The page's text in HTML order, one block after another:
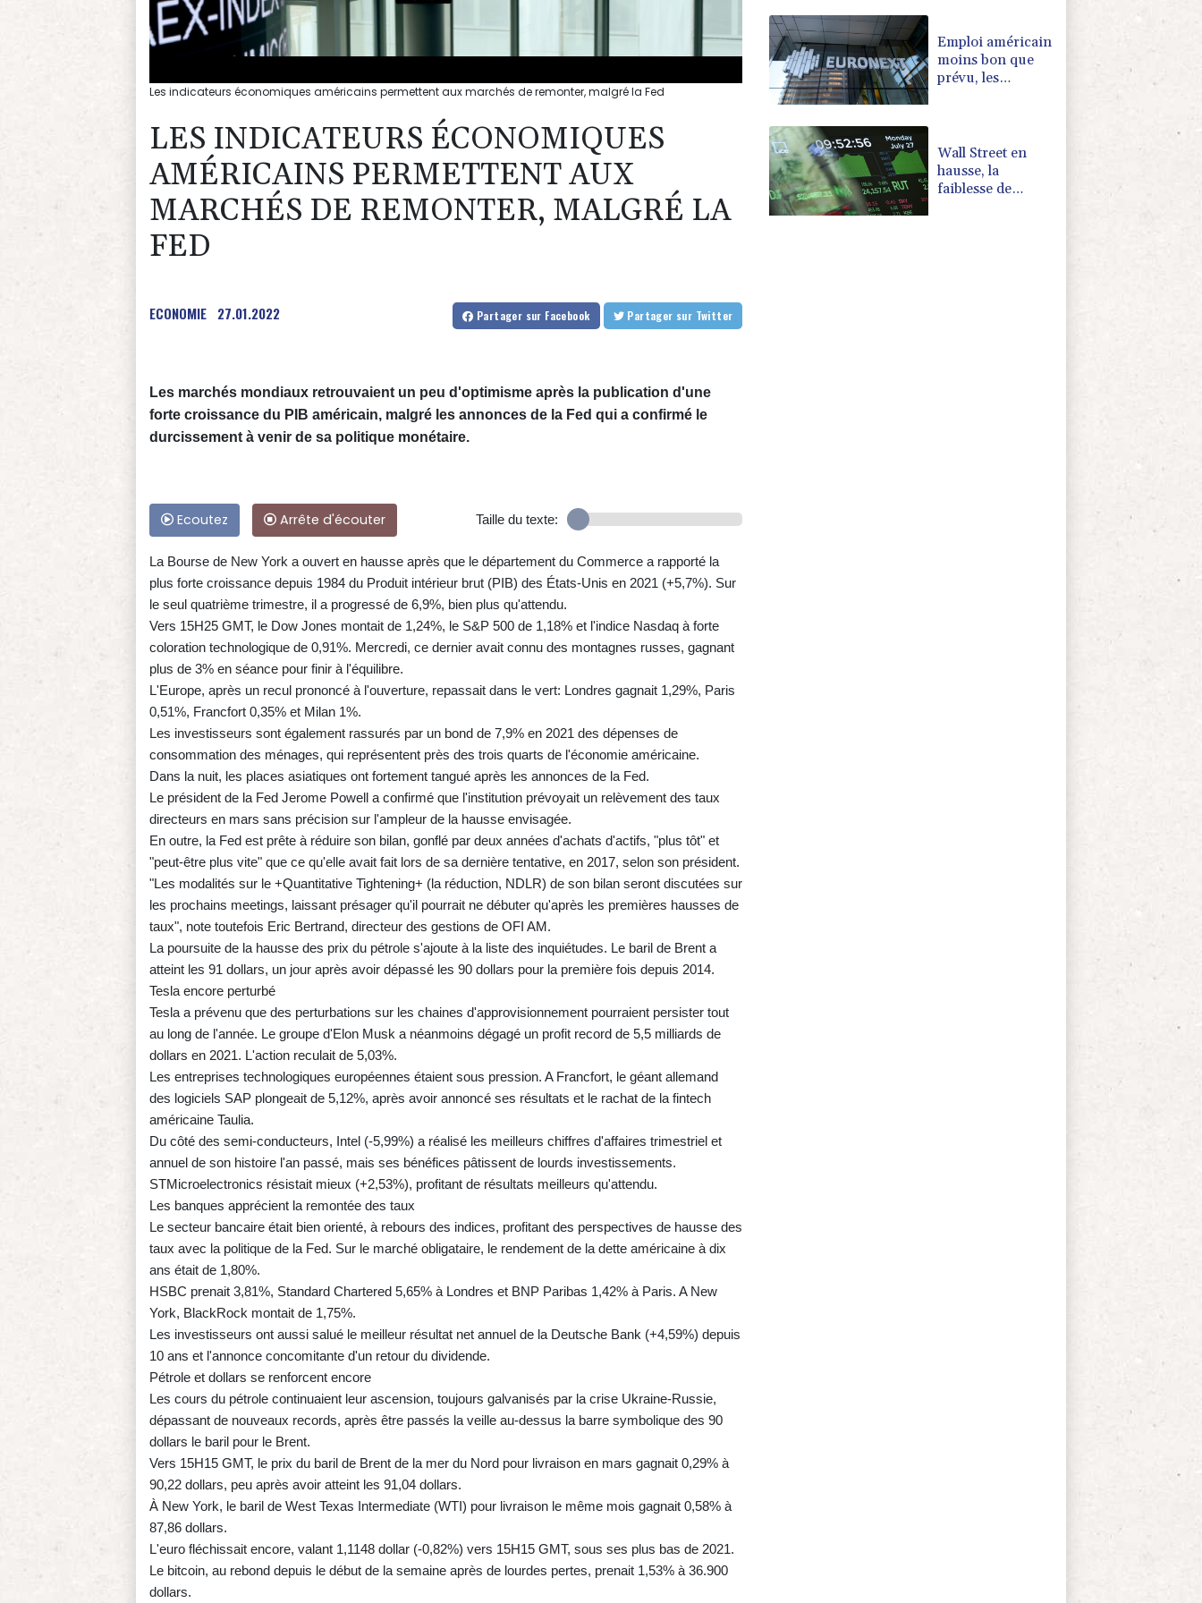
Les indicateurs économiques américains permettent aux marchés de remonter, malgré la Fed
LES INDICATEURS ÉCONOMIQUES
AMÉRICAINS PERMETTENT AUX
MARCHÉS DE REMONTER, MALGRÉ LA
FED
ECONOMIE 27.01.2022 Partager sur Facebook Partager sur Twitter
Les marchés mondiaux retrouvaient un peu d'optimisme après la publication d'une
forte croissance du PIB américain, malgré les annonces de la Fed qui a confirmé le
durcissement à venir de sa politique monétaire.
Ecoutez Arrête d'écouter Taille du texte:
La Bourse de New York a ouvert en hausse après que le département du Commerce a rapporté la
plus forte croissance depuis 1984 du Produit intérieur brut (PIB) des États-Unis en 2021 (+5,7%). Sur
le seul quatrième trimestre, il a progressé de 6,9%, bien plus qu'attendu.
Vers 15H25 GMT, le Dow Jones montait de 1,24%, le S&P 500 de 1,18% et l'indice Nasdaq à forte
coloration technologique de 0,91%. Mercredi, ce dernier avait connu des montagnes russes, gagnant
plus de 3% en séance pour finir à l'équilibre.
L'Europe, après un recul prononcé à l'ouverture, repassait dans le vert: Londres gagnait 1,29%, Paris
0,51%, Francfort 0,35% et Milan 1%.
Les investisseurs sont également rassurés par un bond de 7,9% en 2021 des dépenses de
consommation des ménages, qui représentent près des trois quarts de l'économie américaine.
Dans la nuit, les places asiatiques ont fortement tangué après les annonces de la Fed.
Le président de la Fed Jerome Powell a confirmé que l'institution prévoyait un relèvement des taux
directeurs en mars sans précision sur l'ampleur de la hausse envisagée.
En outre, la Fed est prête à réduire son bilan, gonflé par deux années d'achats d'actifs, "plus tôt" et
"peut-être plus vite" que ce qu'elle avait fait lors de sa dernière tentative, en 2017, selon son président.
"Les modalités sur le +Quantitative Tightening+ (la réduction, NDLR) de son bilan seront discutées sur
les prochains meetings, laissant présager qu'il pourrait ne débuter qu'après les premières hausses de
taux", note toutefois Eric Bertrand, directeur des gestions de OFI AM.
La poursuite de la hausse des prix du pétrole s'ajoute à la liste des inquiétudes. Le baril de Brent a
atteint les 91 dollars, un jour après avoir dépassé les 90 dollars pour la première fois depuis 2014.
Tesla encore perturbé
Tesla a prévenu que des perturbations sur les chaines d'approvisionnement pourraient persister tout
au long de l'année. Le groupe d'Elon Musk a néanmoins dégagé un profit record de 5,5 milliards de
dollars en 2021. L'action reculait de 5,03%.
Les entreprises technologiques européennes étaient sous pression. A Francfort, le géant allemand
des logiciels SAP plongeait de 5,12%, après avoir annoncé ses résultats et le rachat de la fintech
américaine Taulia.
Du côté des semi-conducteurs, Intel (-5,99%) a réalisé les meilleurs chiffres d'affaires trimestriel et
annuel de son histoire l'an passé, mais ses bénéfices pâtissent de lourds investissements.
STMicroelectronics résistait mieux (+2,53%), profitant de résultats meilleurs qu'attendu.
Les banques apprécient la remontée des taux
Le secteur bancaire était bien orienté, à rebours des indices, profitant des perspectives de hausse des
taux avec la politique de la Fed. Sur le marché obligataire, le rendement de la dette américaine à dix
ans était de 1,80%.
HSBC prenait 3,81%, Standard Chartered 5,65% à Londres et BNP Paribas 1,42% à Paris. A New
York, BlackRock montait de 1,75%.
Les investisseurs ont aussi salué le meilleur résultat net annuel de la Deutsche Bank (+4,59%) depuis
10 ans et l'annonce concomitante d'un retour du dividende.
Pétrole et dollars se renforcent encore
Les cours du pétrole continuaient leur ascension, toujours galvanisés par la crise Ukraine-Russie,
dépassant de nouveaux records, après être passés la veille au-dessus la barre symbolique des 90
dollars le baril pour le Brent.
Vers 15H15 GMT, le prix du baril de Brent de la mer du Nord pour livraison en mars gagnait 0,29% à
90,22 dollars, peu après avoir atteint les 91,04 dollars.
À New York, le baril de West Texas Intermediate (WTI) pour livraison le même mois gagnait 0,58% à
87,86 dollars.
L'euro fléchissait encore, valant 1,1148 dollar (-0,82%) vers 15H15 GMT, sous ses plus bas de 2021.
Le bitcoin, au rebond depuis le début de la semaine après de lourdes pertes, prenait 1,53% à 36.900
dollars.
Emploi américain
moins bon que
prévu, les
Wall Street en
hausse, la
faiblesse de